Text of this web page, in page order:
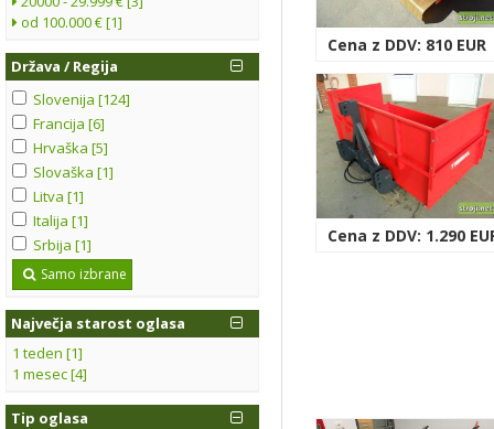
od 100.000 € [1]
Država / Regija
Slovenija [124]
Francija [6]
Hrvaška [5]
Slovaška [1]
Litva [1]
Italija [1]
Srbija [1]
Samo izbrane
Največja starost oglasa
1 teden [1]
1 mesec [4]
Tip oglasa
Cena z DDV: 810 EUR
Cena z DDV: 1.290